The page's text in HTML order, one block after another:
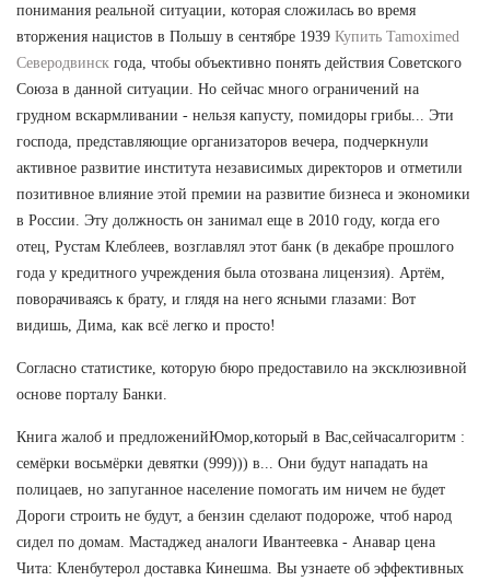
понимания реальной ситуации, которая сложилась во время
вторжения нацистов в Польшу в сентябре 1939 Купить Tamoximed
Северодвинск года, чтобы объективно понять действия Советского
Союза в данной ситуации. Но сейчас много ограничений на
грудном вскармливании - нельзя капусту, помидоры грибы... Эти
господа, представляющие организаторов вечера, подчеркнули
активное развитие института независимых директоров и отметили
позитивное влияние этой премии на развитие бизнеса и экономики
в России. Эту должность он занимал еще в 2010 году, когда его
отец, Рустам Клеблеев, возглавлял этот банк (в декабре прошлого
года у кредитного учреждения была отозвана лицензия). Артём,
поворачиваясь к брату, и глядя на него ясными глазами: Вот
видишь, Дима, как всё легко и просто!
Согласно статистике, которую бюро предоставило на эксклюзивной
основе порталу Банки.
Книга жалоб и предложенийЮмор,который в Вас,сейчасалгоритм :
семёрки восьмёрки девятки (999))) в... Они будут нападать на
полицаев, но запуганное население помогать им ничем не будет
Дороги строить не будут, а бензин сделают подороже, чтоб народ
сидел по домам. Мастаджед аналоги Ивантеевка - Анавар цена
Чита: Кленбутерол доставка Кинешма. Вы узнаете об эффективных